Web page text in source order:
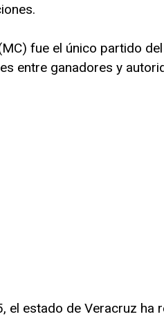
fue el único partido
entre ganadores y
el estado de Veracruz ha